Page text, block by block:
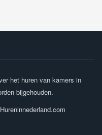
het huren van kamers in
bijgehouden.